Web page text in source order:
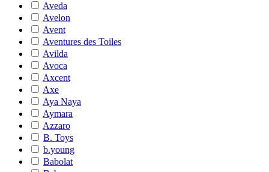
Aveda
Avelon
Avent
Aventures des Toiles
Avilda
Avoca
Axcent
Axe
Aya Naya
Aymara
Azzaro
B. Toys
b.young
Babolat